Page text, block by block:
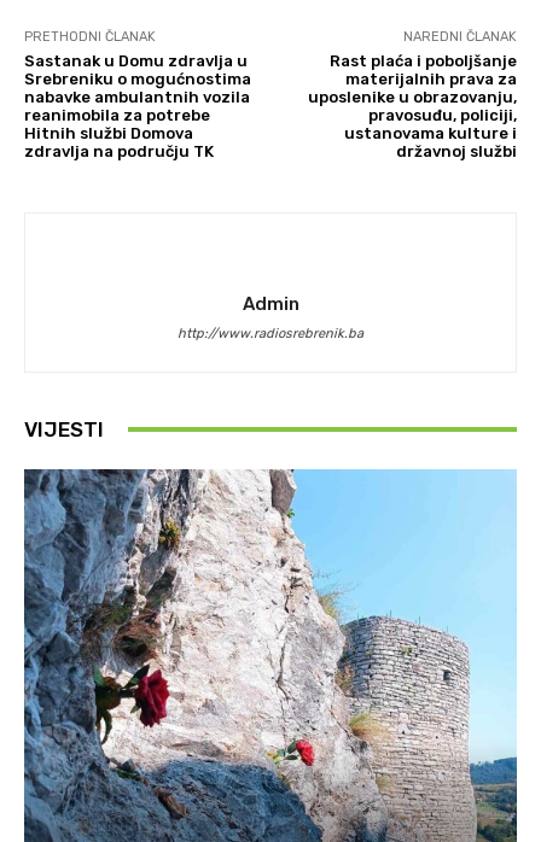
PRETHODNI ČLANAK
Sastanak u Domu zdravlja u
Srebreniku o mogućnostima
nabavke ambulantnih vozila
reanimobila za potrebe
Hitnih službi Domova
zdravlja na području TK
NAREDNI ČLANAK
Rast plaća i poboljšanje
materijalnih prava za
uposlenike u obrazovanju,
pravosuđu, policiji,
ustanovama kulture i
državnoj službi
Admin
http://www.radiosrebrenik.ba
VIJESTI